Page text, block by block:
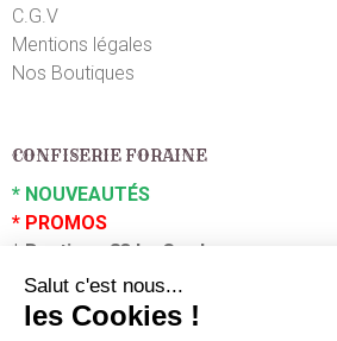
C.G.V
Mentions légales
Nos Boutiques
CONFISERIE FORAINE
* NOUVEAUTÉS
* PROMOS
* Boutique 83 La Garde
Boutique 83 Puget sur Argens
Partenaires :